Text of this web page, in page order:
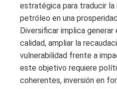
estratégica para traducir
petróleo en una
Diversificar implica
calidad, ampliar la
vulnerabilidad frente a
este objetivo requiere
coherentes, inversión en